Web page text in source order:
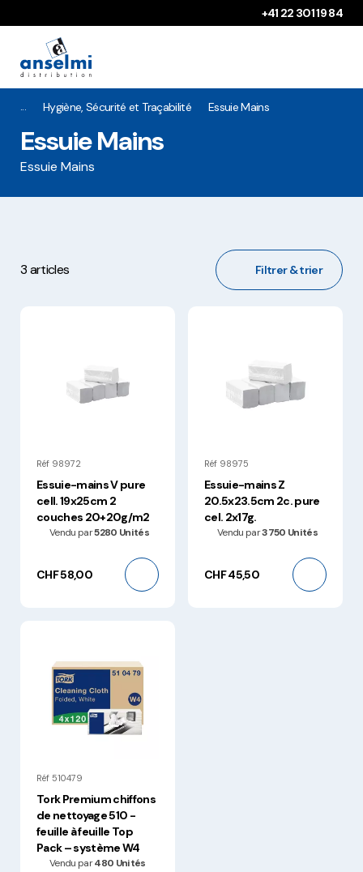
+41 22 301 19 84
Hygiène, Sécurité et Traçabilité Essuie Mains
Essuie Mains
Essuie Mains
3 articles Filtrer & trier
Réf 98972
Essuie-mains V pure
cell. 19x25cm 2
couches 20+20g/m2
Vendu par5280 Unités
CHF 58,00
Réf 98975
Essuie-mains Z
20.5x23.5cm 2c. pure
cel. 2x17g.
Vendu par3750 Unités
CHF 45,50
Réf 510479
Tork Premium chiffons
de nettoyage 510 -
feuille à feuille Top
Pack – système W4
Vendu par480 Unités